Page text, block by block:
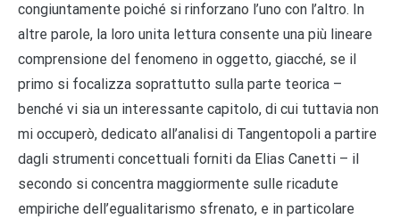
congiuntamente poiché si rinforzano l’uno con l’altro. In
altre parole, la loro unita lettura consente una più lineare
comprensione del fenomeno in oggetto, giacché, se il
primo si focalizza soprattutto sulla parte teorica –
benché vi sia un interessante capitolo, di cui tuttavia non
mi occuperò, dedicato all’analisi di Tangentopoli a partire
dagli strumenti concettuali forniti da Elias Canetti – il
secondo si concentra maggiormente sulle ricadute
empiriche dell’egualitarismo sfrenato, e in particolare